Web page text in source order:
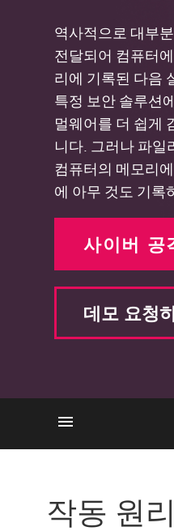
역사적으로 대부
전달되어 컴퓨터
리에 기록된 다음
특정 보안 솔루션
멀웨어를 더 쉽게
니다. 그러나 파일
컴퓨터의 메모리
에 아무 것도 기록
사이버 공
데모 요청
공격 단계
작동 원리